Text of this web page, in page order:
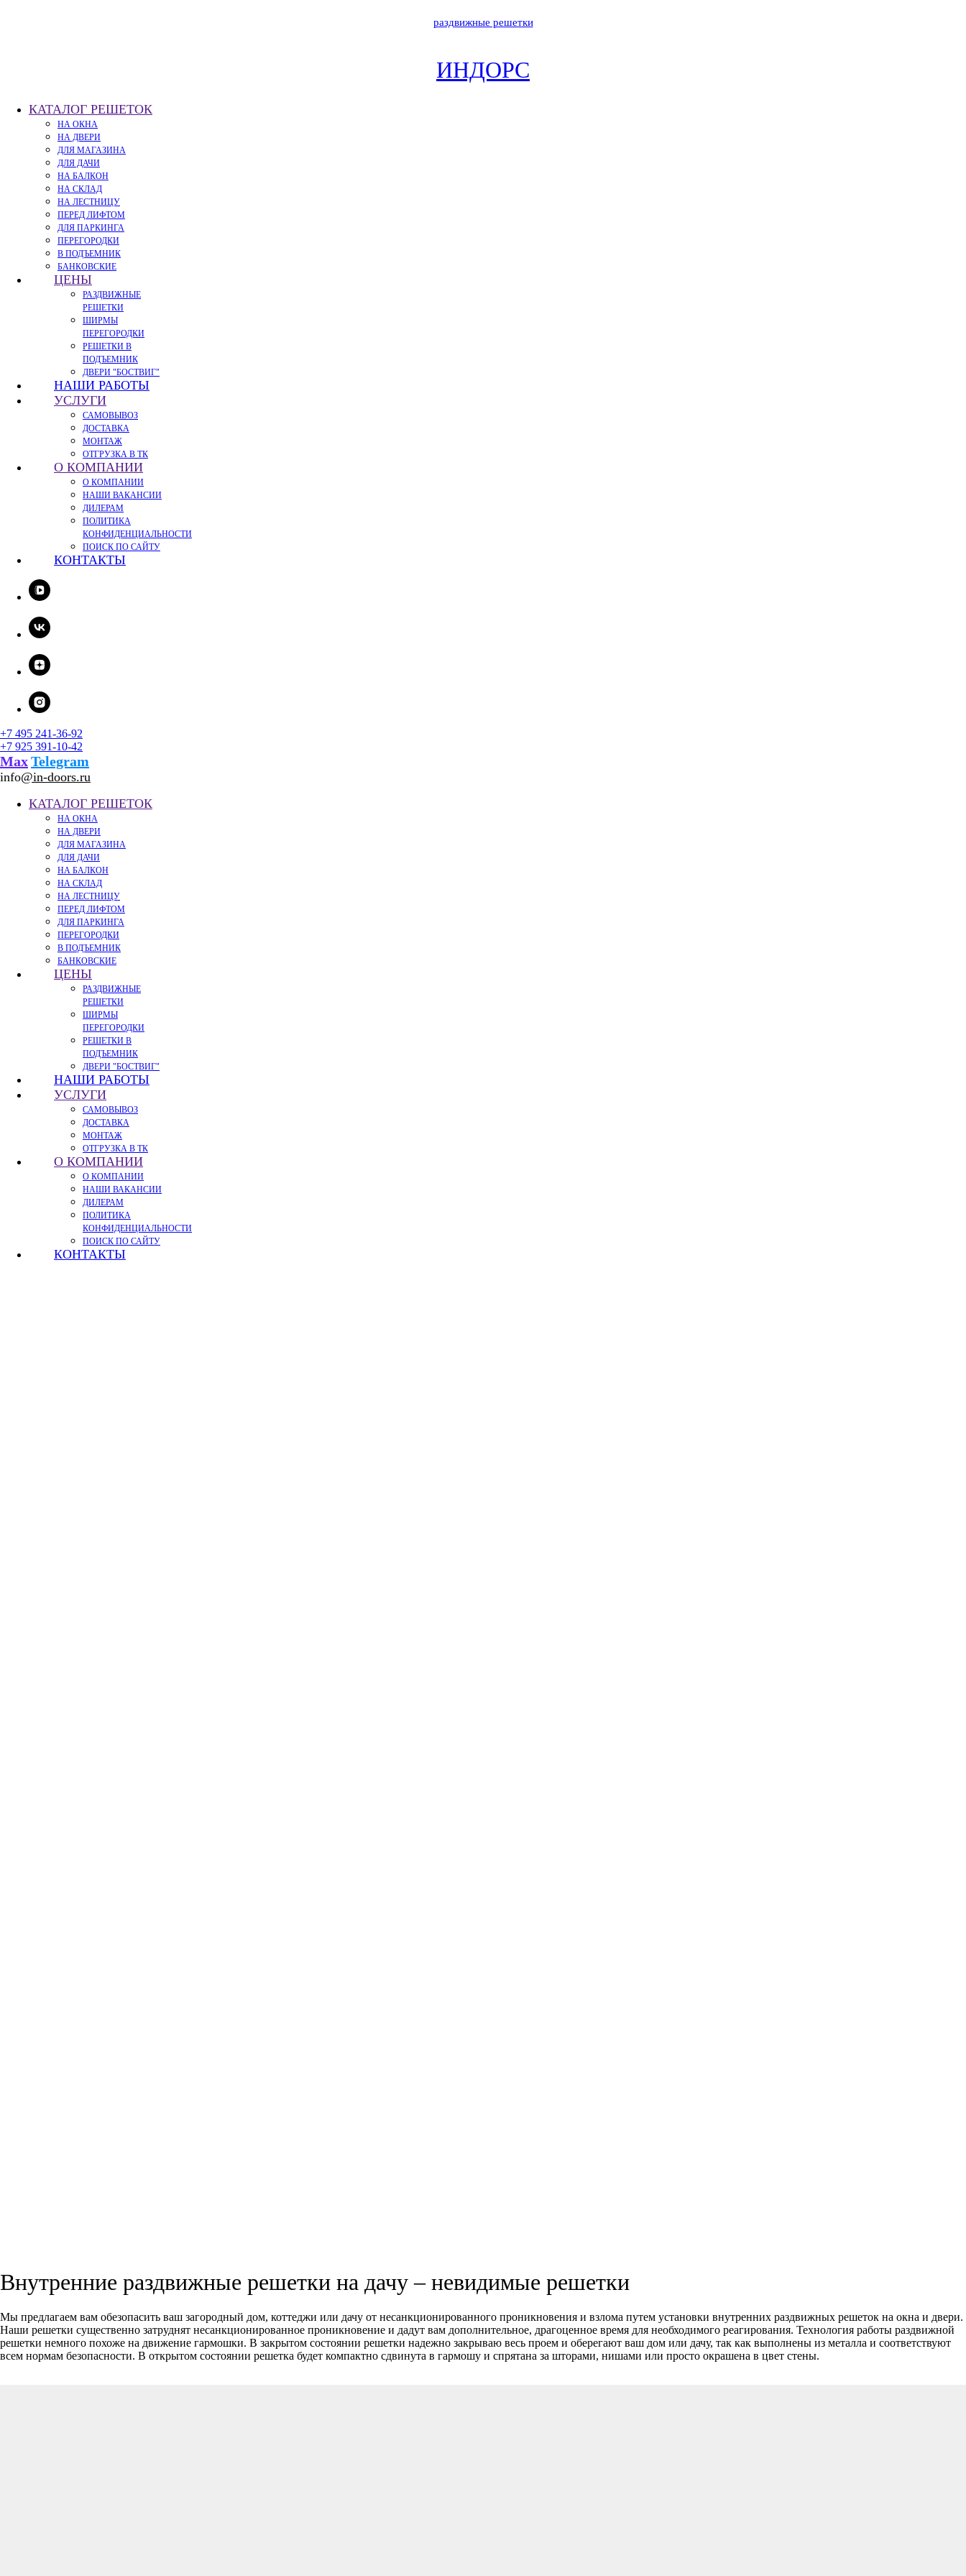
раздвижные решетки
ИНДОРС
КАТАЛОГ РЕШЕТОК
НА ОКНА
НА ДВЕРИ
ДЛЯ МАГАЗИНА
ДЛЯ ДАЧИ
НА БАЛКОН
НА СКЛАД
НА ЛЕСТНИЦУ
ПЕРЕД ЛИФТОМ
ДЛЯ ПАРКИНГА
ПЕРЕГОРОДКИ
В ПОДЪЕМНИК
БАНКОВСКИЕ
ЦЕНЫ
РАЗДВИЖНЫЕ
РЕШЕТКИ
ШИРМЫ
ПЕРЕГОРОДКИ
РЕШЕТКИ В
ПОДЪЕМНИК
ДВЕРИ "БОСТВИГ"
НАШИ РАБОТЫ
УСЛУГИ
САМОВЫВОЗ
ДОСТАВКА
МОНТАЖ
ОТГРУЗКА В ТК
О КОМПАНИИ
О КОМПАНИИ
НАШИ ВАКАНСИИ
ДИЛЕРАМ
ПОЛИТИКА
КОНФИДЕНЦИАЛЬНОСТИ
ПОИСК ПО САЙТУ
КОНТАКТЫ
+7 495 241-36-92
+7 925 391-10-42
МахTelegram
info@in-doors.ru
КАТАЛОГ РЕШЕТОК
НА ОКНА
НА ДВЕРИ
ДЛЯ МАГАЗИНА
ДЛЯ ДАЧИ
НА БАЛКОН
НА СКЛАД
НА ЛЕСТНИЦУ
ПЕРЕД ЛИФТОМ
ДЛЯ ПАРКИНГА
ПЕРЕГОРОДКИ
В ПОДЪЕМНИК
БАНКОВСКИЕ
ЦЕНЫ
РАЗДВИЖНЫЕ
РЕШЕТКИ
ШИРМЫ
ПЕРЕГОРОДКИ
РЕШЕТКИ В
ПОДЪЕМНИК
ДВЕРИ "БОСТВИГ"
НАШИ РАБОТЫ
УСЛУГИ
САМОВЫВОЗ
ДОСТАВКА
МОНТАЖ
ОТГРУЗКА В ТК
О КОМПАНИИ
О КОМПАНИИ
НАШИ ВАКАНСИИ
ДИЛЕРАМ
ПОЛИТИКА
КОНФИДЕНЦИАЛЬНОСТИ
ПОИСК ПО САЙТУ
КОНТАКТЫ
Внутренние раздвижные решетки на дачу – невидимые решетки
Мы предлагаем вам обезопасить ваш загородный дом, коттеджи или дачу от несанкционированного проникновения и взлома путем установки внутренних раздвижных решеток на окна и двери.
Наши решетки существенно затруднят несанкционированное проникновение и дадут вам дополнительное, драгоценное время для необходимого реагирования. Технология работы раздвижной
решетки немного похоже на движение гармошки. В закрытом состоянии решетки надежно закрываю весь проем и оберегают ваш дом или дачу, так как выполнены из металла и соответствуют
всем нормам безопасности. В открытом состоянии решетка будет компактно сдвинута в гармошу и спрятана за шторами, нишами или просто окрашена в цвет стены.